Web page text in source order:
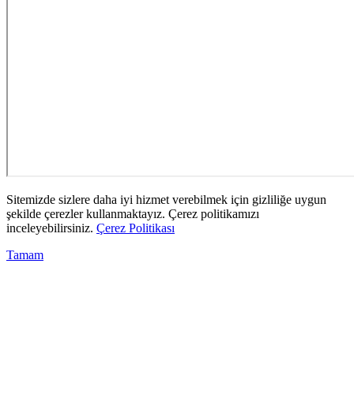
Sitemizde sizlere daha iyi hizmet verebilmek için gizliliğe uygun
şekilde çerezler kullanmaktayız. Çerez politikamızı
inceleyebilirsiniz. Çerez Politikası
Tamam